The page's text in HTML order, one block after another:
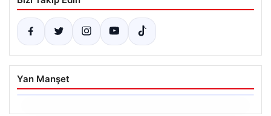
Yan Manşet
06.08.2026